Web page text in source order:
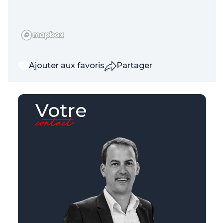
Ajouter aux favoris Partager
Votre
contact